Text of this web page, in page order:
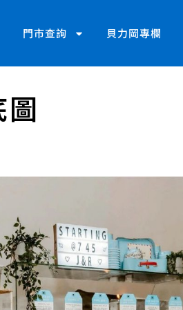
門市查詢 貝力岡專欄